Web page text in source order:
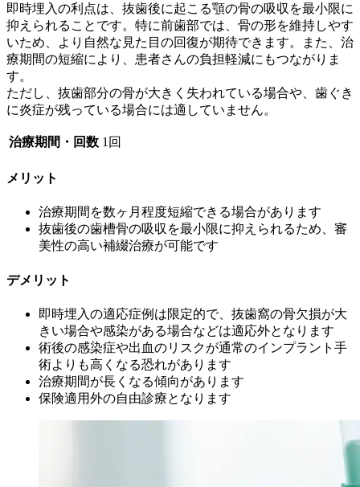
即時埋入の利点は、抜歯後に起こる顎の骨の吸収を最小限に
抑えられることです。特に前歯部では、骨の形を維持しやす
いため、より自然な見た目の回復が期待できます。また、治
療期間の短縮により、患者さんの負担軽減にもつながりま
す。
ただし、抜歯部分の骨が大きく失われている場合や、歯ぐき
に炎症が残っている場合には適していません。
治療期間・回数 1回
メリット
治療期間を数ヶ月程度短縮できる場合があります
抜歯後の歯槽骨の吸収を最小限に抑えられるため、審
美性の高い補綴治療が可能です
デメリット
即時埋入の適応症例は限定的で、抜歯窩の骨欠損が大
きい場合や感染がある場合などは適応外となります
術後の感染症や出血のリスクが通常のインプラント手
術よりも高くなる恐れがあります
治療期間が長くなる傾向があります
保険適用外の自由診療となります